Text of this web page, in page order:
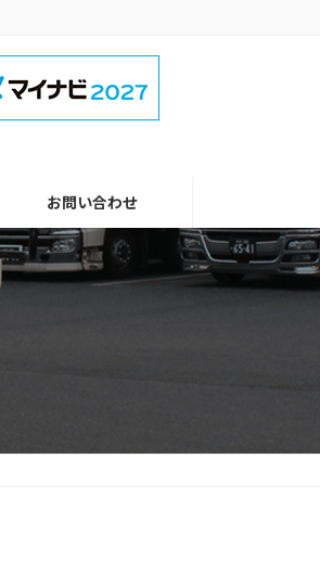
お問い合わせ